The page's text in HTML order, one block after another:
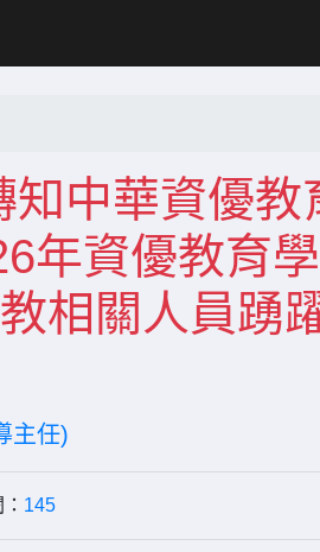
知中華資優
年資優教育
相關人員踴
主任)
145